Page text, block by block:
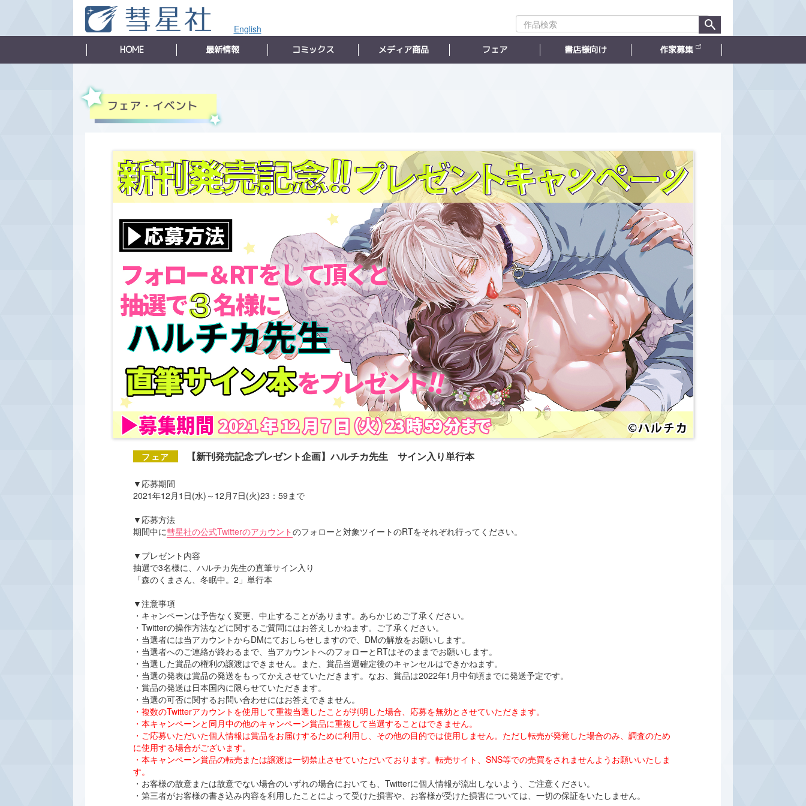
English
作
品
HOME 最新情報 コミックス メディア商品 フェア 書店様向け 作家募集
【新刊発売記念プレゼント企画】ハルチカ先生 サイン入り単行本
▼応募期間
2021年12月1日(水)～12月7日(火)23：59まで
▼応募方法
期間中に彗星社の公式Twitterのアカウントのフォローと対象ツイートのRTをそれぞれ行ってください。
▼プレゼント内容
抽選で3名様に、ハルチカ先生の直筆サイン入り
「森のくまさん、冬眠中。2」単行本
▼注意事項
・キャンペーンは予告なく変更、中止することがあります。あらかじめご了承ください。
・Twitterの操作方法などに関するご質問にはお答えしかねます。ご了承ください。
・当選者には当アカウントからDMにておしらせしますので、DMの解放をお願いします。
・当選者へのご連絡が終わるまで、当アカウントへのフォローとRTはそのままでお願いします。
・当選した賞品の権利の譲渡はできません。また、賞品当選確定後のキャンセルはできかねます。
・当選の発表は賞品の発送をもってかえさせていただきます。なお、賞品は2022年1月中旬頃までに発送予定です。
・賞品の発送は日本国内に限らせていただきます。
・当選の可否に関するお問い合わせにはお答えできません。
・複数のTwitterアカウントを使用して重複当選したことが判明した場合、応募を無効とさせていただきます。
・本キャンペーンと同月中の他のキャンペーン賞品に重複して当選することはできません。
・ご応募いただいた個人情報は賞品をお届けするために利用し、その他の目的では使用しません。ただし転売が発覚した場合のみ、調査のため
に使用する場合がございます。
・本キャンペーン賞品の転売または譲渡は一切禁止させていただいております。転売サイト、SNS等での売買をされませんようお願いいたしま
す。
・お客様の故意または故意でない場合のいずれの場合においても、Twitterに個人情報が流出しないよう、ご注意ください。
・第三者がお客様の書き込み内容を利用したことによって受けた損害や、お客様が受けた損害については、一切の保証をいたしません。